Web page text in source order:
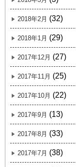
2018年2月 (32)
2018年1月 (29)
2017年12月 (27)
2017年11月 (25)
2017年10月 (22)
2017年9月 (13)
2017年8月 (33)
2017年7月 (38)